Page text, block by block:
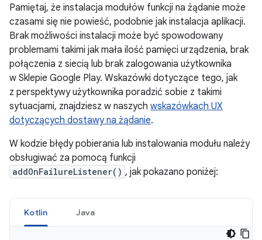
Pamiętaj, że instalacja modułów funkcji na żądanie może
czasami się nie powieść, podobnie jak instalacja aplikacji.
Brak możliwości instalacji może być spowodowany
problemami takimi jak mała ilość pamięci urządzenia, brak
połączenia z siecią lub brak zalogowania użytkownika
w Sklepie Google Play. Wskazówki dotyczące tego, jak
z perspektywy użytkownika poradzić sobie z takimi
sytuacjami, znajdziesz w naszych wskazówkach UX
dotyczących dostawy na żądanie.
W kodzie błędy pobierania lub instalowania modułu należy
obsługiwać za pomocą funkcji
addOnFailureListener() , jak pokazano poniżej:
Kotlin Java